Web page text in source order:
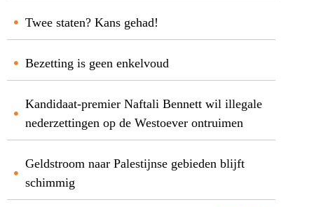
Twee staten? Kans gehad!
Bezetting is geen enkelvoud
Kandidaat-premier Naftali Bennett wil illegale
nederzettingen op de Westoever ontruimen
Geldstroom naar Palestijnse gebieden blijft
schimmig